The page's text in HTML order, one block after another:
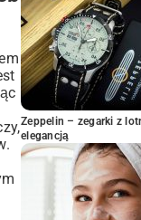
i
Zeppelin – zegarki z
elegancją